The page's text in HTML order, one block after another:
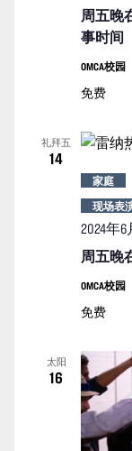
周五晚
事时间
OMCA校园
免费
礼拜五
14
周五晚
2024年6
家庭
现场表
OMCA校园
免费
太阳
16